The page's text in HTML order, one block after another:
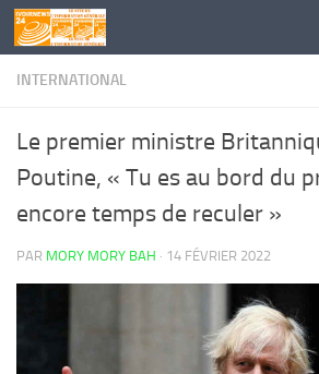
Skip to content
INTERNATIONAL
Le premier ministre
Poutine, « Tu es au bord du
encore temps de reculer »
PAR MORY MORY BAH · 14 FÉVRIER 2022